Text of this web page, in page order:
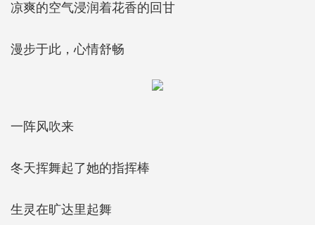
凉爽的空气浸润着花香的回甘
漫步于此，心情舒畅
一阵风吹来
冬天挥舞起了她的指挥棒
生灵在旷达里起舞